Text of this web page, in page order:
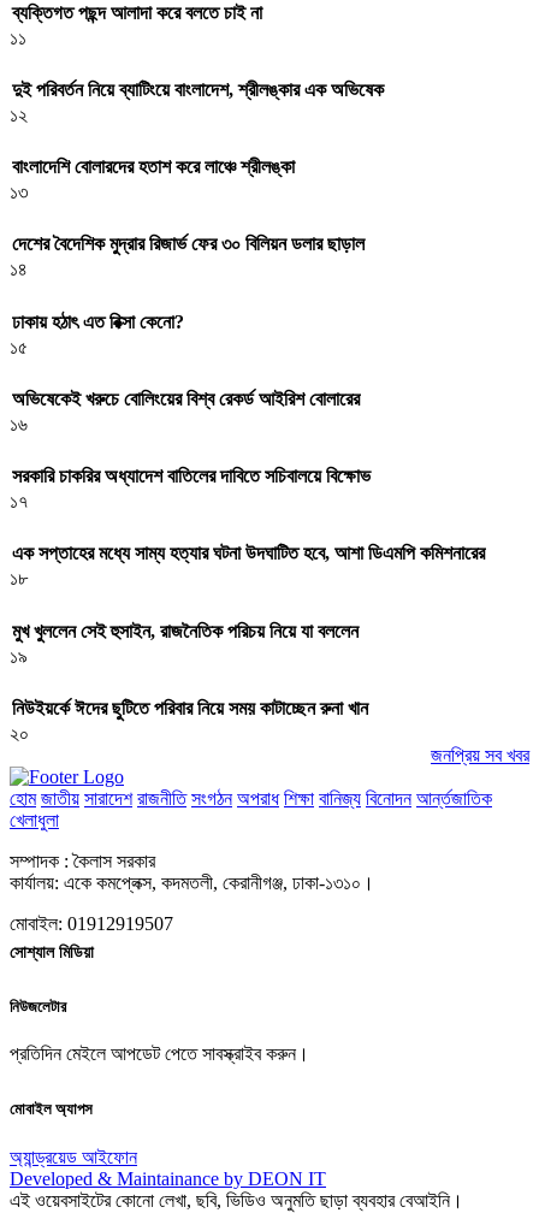
ব্যক্তিগত পছন্দ আলাদা করে বলতে চাই না
১১
দুই পরিবর্তন নিয়ে ব্যাটিংয়ে বাংলাদেশ, শ্রীলঙ্কার এক অভিষেক
১২
বাংলাদেশি বোলারদের হতাশ করে লাঞ্চে শ্রীলঙ্কা
১৩
দেশের বৈদেশিক মুদ্রার রিজার্ভ ফের ৩০ বিলিয়ন ডলার ছাড়াল
১৪
ঢাকায় হঠাৎ এত রিক্সা কেনো?
১৫
অভিষেকেই খরুচে বোলিংয়ের বিশ্ব রেকর্ড আইরিশ বোলারের
১৬
সরকারি চাকরির অধ্যাদেশ বাতিলের দাবিতে সচিবালয়ে বিক্ষোভ
১৭
এক সপ্তাহের মধ্যে সাম্য হত্যার ঘটনা উদঘাটিত হবে, আশা ডিএমপি কমিশনারের
১৮
মুখ খুললেন সেই হুসাইন, রাজনৈতিক পরিচয় নিয়ে যা বললেন
১৯
নিউইয়র্কে ঈদের ছুটিতে পরিবার নিয়ে সময় কাটাচ্ছেন রুনা খান
২০
জনপ্রিয় সব খবর
হোম জাতীয় সারাদেশ রাজনীতি সংগঠন অপরাধ শিক্ষা বানিজ্য বিনোদন আর্ন্তজাতিক
খেলাধুলা
সম্পাদক : কৈলাস সরকার
কার্যালয়: একে কমপ্লেক্স, কদমতলী, কেরানীগঞ্জ, ঢাকা-১৩১০।
মোবাইল: 01912919507
সোশ্যাল মিডিয়া
নিউজলেটার
প্রতিদিন মেইলে আপডেট পেতে সাবস্ক্রাইব করুন।
মোবাইল অ্যাপস
অ্যান্ড্রয়েড আইফোন
Developed & Maintainance by DEON IT
এই ওয়েবসাইটের কোনো লেখা, ছবি, ভিডিও অনুমতি ছাড়া ব্যবহার বেআইনি।